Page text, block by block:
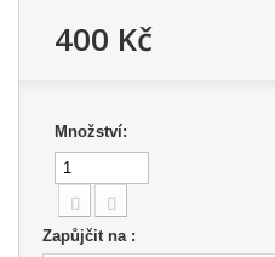
400 Kč
Množství:
Zapůjčit na :